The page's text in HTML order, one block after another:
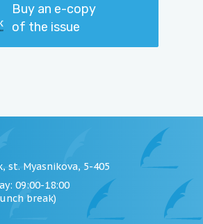
Buy an e-copy
of the issue
st. Myasnikova, 5-405
: 09:00-18:00
break)